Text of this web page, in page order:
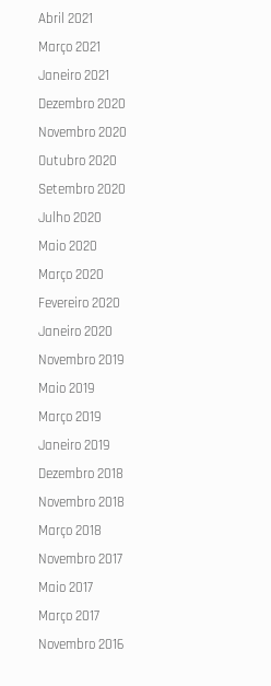
Abril 2021
Março 2021
Janeiro 2021
Dezembro 2020
Novembro 2020
Outubro 2020
Setembro 2020
Julho 2020
Maio 2020
Março 2020
Fevereiro 2020
Janeiro 2020
Novembro 2019
Maio 2019
Março 2019
Janeiro 2019
Dezembro 2018
Novembro 2018
Março 2018
Novembro 2017
Maio 2017
Março 2017
Novembro 2016